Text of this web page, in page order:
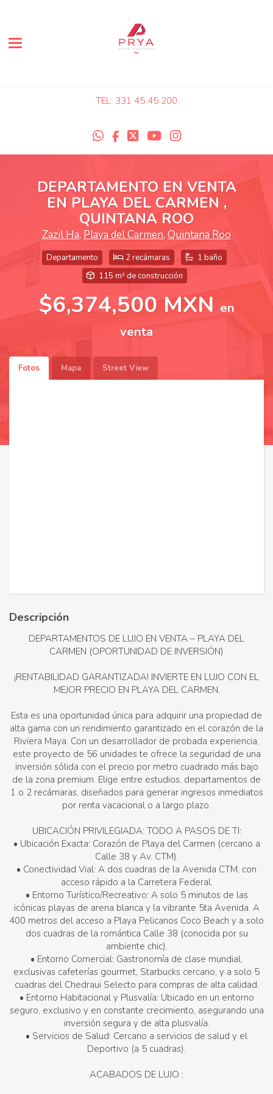
Toggle navigation
TEL: 331 45 45 200
DEPARTAMENTO EN VENTA
EN PLAYA DEL CARMEN ,
QUINTANA ROO
Zazil Ha, Playa del Carmen, Quintana Roo
Departamento 2 recámaras
1 baño
115 m² de construcción
$6,374,500 MXN en
venta
Fotos Mapa Street View
Descripción
DEPARTAMENTOS DE LUJO EN VENTA – PLAYA DEL
CARMEN (OPORTUNIDAD DE INVERSIÓN)
¡RENTABILIDAD GARANTIZADA! INVIERTE EN LUJO CON EL
MEJOR PRECIO EN PLAYA DEL CARMEN.
Esta es una oportunidad única para adquirir una propiedad de
alta gama con un rendimiento garantizado en el corazón de la
Riviera Maya. Con un desarrollador de probada experiencia,
este proyecto de 56 unidades te ofrece la seguridad de una
inversión sólida con el precio por metro cuadrado más bajo
de la zona premium. Elige entre estudios, departamentos de
1 o 2 recámaras, diseñados para generar ingresos inmediatos
por renta vacacional o a largo plazo.
UBICACIÓN PRIVILEGIADA: TODO A PASOS DE TI:
• Ubicación Exacta: Corazón de Playa del Carmen (cercano a
Calle 38 y Av. CTM).
• Conectividad Vial: A dos cuadras de la Avenida CTM, con
acceso rápido a la Carretera Federal.
• Entorno Turístico/Recreativo: A solo 5 minutos de las
icónicas playas de arena blanca y la vibrante 5ta Avenida. A
400 metros del acceso a Playa Pelicanos Coco Beach y a solo
dos cuadras de la romántica Calle 38 (conocida por su
ambiente chic).
• Entorno Comercial: Gastronomía de clase mundial,
exclusivas cafeterías gourmet, Starbucks cercano, y a solo 5
cuadras del Chedraui Selecto para compras de alta calidad.
• Entorno Habitacional y Plusvalía: Ubicado en un entorno
seguro, exclusivo y en constante crecimiento, asegurando una
inversión segura y de alta plusvalía.
• Servicios de Salud: Cercano a servicios de salud y el
Deportivo (a 5 cuadras).
ACABADOS DE LUJO :